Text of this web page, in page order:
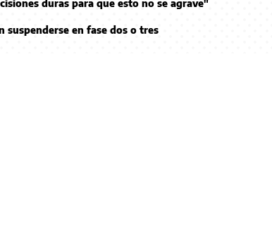
duras para que esto no se agrave"
suspenderse en fase dos o tres